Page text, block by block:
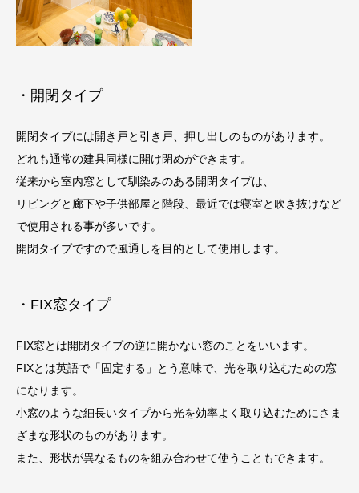
・開閉タイプ
開閉タイプには開き戸と引き戸、押し出しのものがあります。
どれも通常の建具同様に開け閉めができます。
従来から室内窓として馴染みのある開閉タイプは、
リビングと廊下や子供部屋と階段、最近では寝室と吹き抜けなど
で使用される事が多いです。
開閉タイプですので風通しを目的として使用します。
・FIX窓タイプ
FIX窓とは開閉タイプの逆に開かない窓のことをいいます。
FIXとは英語で「固定する」とう意味で、光を取り込むための窓
になります。
小窓のような細長いタイプから光を効率よく取り込むためにさま
ざまな形状のものがあります。
また、形状が異なるものを組み合わせて使うこともできます。